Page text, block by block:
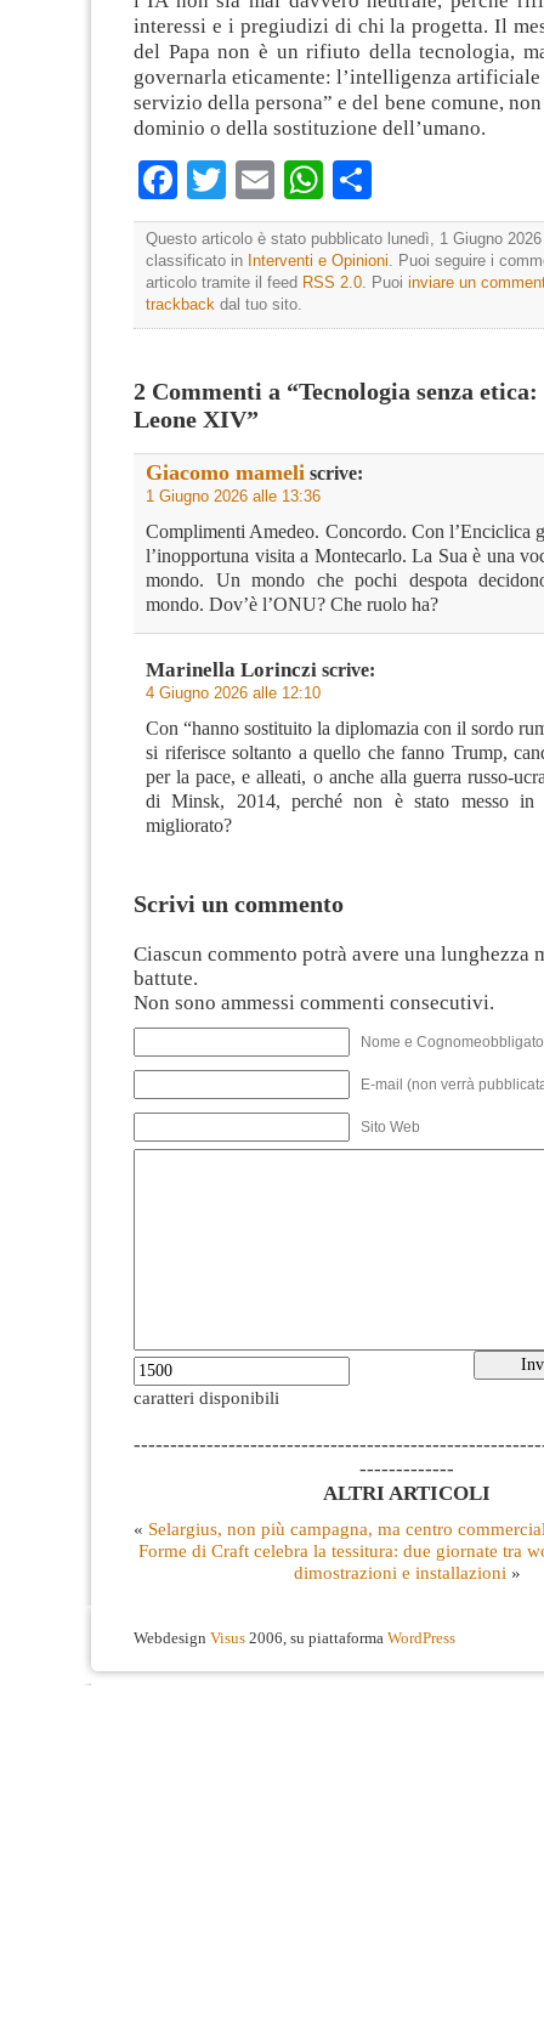
interessi e i pregiudizi di chi la progetta. Il
del Papa non è un rifiuto della tecnologia,
governarla eticamente: l’intelligenza artificiale
servizio della persona” e del bene comune,
dominio o della sostituzione dell’umano.
Facebook
TwitterEmailWhatsApp
Questo articolo è stato pubblicato lunedì, 1 Giugno
classificato in Interventi e Opinioni. Puoi seguire i
articolo tramite il feed RSS 2.0. Puoi inviare un
trackback dal tuo sito.
2 Commenti a “Tecnologia senza
Leone XIV”
Giacomo mameli scrive:
1 Giugno 2026 alle 13:36
Complimenti Amedeo. Concordo. Con l’Enciclica
l’inopportuna visita a Montecarlo. La Sua è una
mondo. Un mondo che pochi despota
mondo. Dov’è l’ONU? Che ruolo ha?
Marinella Lorinczi scrive:
4 Giugno 2026 alle 12:10
Con “hanno sostituito la diplomazia con il sordo
si riferisce soltanto a quello che fanno Trump,
per la pace, e alleati, o anche alla guerra russo-
di Minsk, 2014, perché non è stato messo in
migliorato?
Scrivi un commento
Ciascun commento potrà avere una lunghezza
battute.
Non sono ammessi commenti consecutivi.
Nome e
E-mail (non verrà
Sito Web
caratteri disponibili
-------------
ALTRI ARTICOLI
« Selargius, non più campagna, ma centro
Forme di Craft celebra la tessitura: due giornate tra
dimostrazioni e installazioni »
Webdesign Visus 2006, su piattaforma WordPress